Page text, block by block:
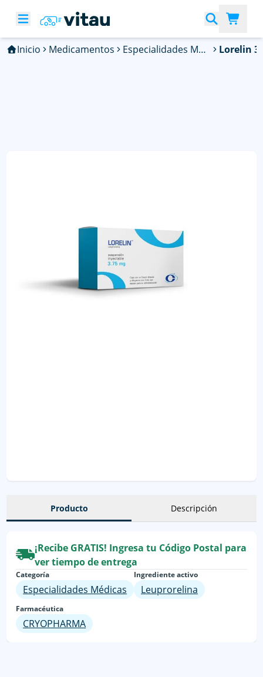
Inicio Medicamentos Especialidades Médicas
Producto Descripción
¡Recibe GRATIS! Ingresa tu Código Postal para
ver tiempo de entrega
Categoría
Especialidades Médicas
Ingrediente activo
Leuprorelina
Farmacéutica
CRYOPHARMA